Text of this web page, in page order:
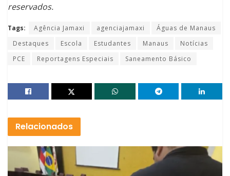
reservados.
Tags: Agência Jamaxi agenciajamaxi
Águas de Manaus
Destaques
Escola Estudantes Manaus
Notícias
PCE
Reportagens Especiais Saneamento Básico
Relacionados